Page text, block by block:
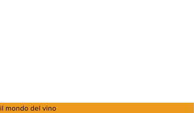
il mondo del vino